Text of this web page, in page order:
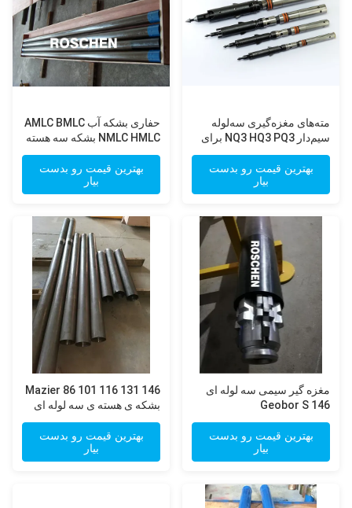
مته‌های مغزه‌گیری سه‌لوله
سیم‌دار NQ3 HQ3 PQ3 برای
حفاری مغزه‌گیری اکتشاف
مواد معدنی
بهترین قیمت رو بدست
بیار
حفاری بشکه آب AMLC BMLC
NMLC HMLC بشکه سه هسته
ای
بهترین قیمت رو بدست
بیار
مغزه گیر سیمی سه لوله ای
Geobor S 146
بهترین قیمت رو بدست
بیار
Mazier 86 101 116 131 146
بشکه ی هسته ی سه لوله ای
برای گرفتن نمونه های هسته ی
خاک بدون اختلال
بهترین قیمت رو بدست
بیار